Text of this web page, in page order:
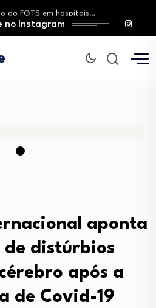
do FGTS em hospitais…
de diagnósticos tardios…
entrega à Bahia um…
amplia ações de incentivo…
no Instagram
aponta
de distúrbios
após a
de Covid-19